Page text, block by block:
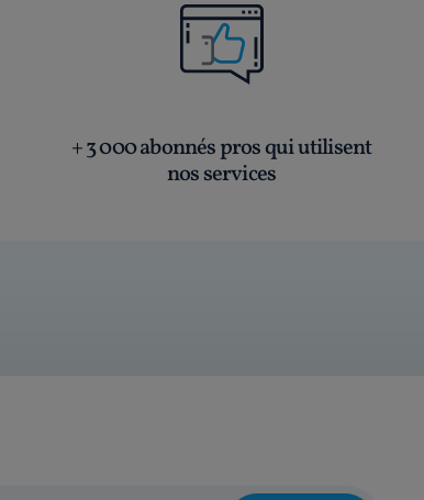
+ 3 000 abonnés pros qui utilisent
nos services